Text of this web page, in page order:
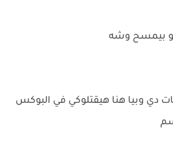
بيمسح وشه
دي وبيا هنا هيقتلوكي في البوكس